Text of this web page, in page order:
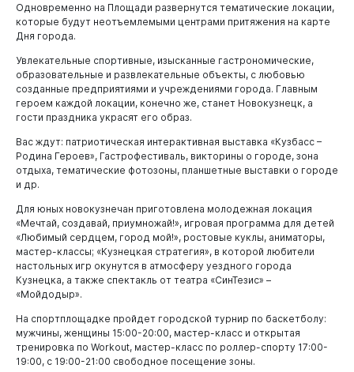
Горожанам
Одновременно на Площади развернутся тематические локации,
которые будут неотъемлемыми центрами притяжения на карте
Дня города.
Увлекательные спортивные, изысканные гастрономические,
образовательные и развлекательные объекты, с любовью
созданные предприятиями и учреждениями города. Главным
героем каждой локации, конечно же, станет Новокузнецк, а
гости праздника украсят его образ.
Вас ждут: патриотическая интерактивная выставка «Кузбасс –
Родина Героев», Гастрофестиваль, викторины о городе, зона
отдыха, тематические фотозоны, планшетные выставки о городе
и др.
Для юных новокузнечан приготовлена молодежная локация
«Мечтай, создавай, приумножай!», игровая программа для детей
«Любимый сердцем, город мой!», ростовые куклы, аниматоры,
мастер-классы; «Кузнецкая стратегия», в которой любители
настольных игр окунутся в атмосферу уездного города
Кузнецка, а также спектакль от театра «СинТезис» –
«Мойдодыр».
На спортплощадке пройдет городской турнир по баскетболу:
мужчины, женщины 15:00-20:00, мастер-класс и открытая
тренировка по Workout, мастер-класс по роллер-спорту 17:00-
19:00, с 19:00-21:00 свободное посещение зоны.